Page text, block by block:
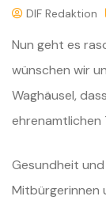
DIF Redaktion
Nun geht es
wünschen wir
Waghäusel,
ehrenamtlichen
Gesundheit
Mitbürgerinnen